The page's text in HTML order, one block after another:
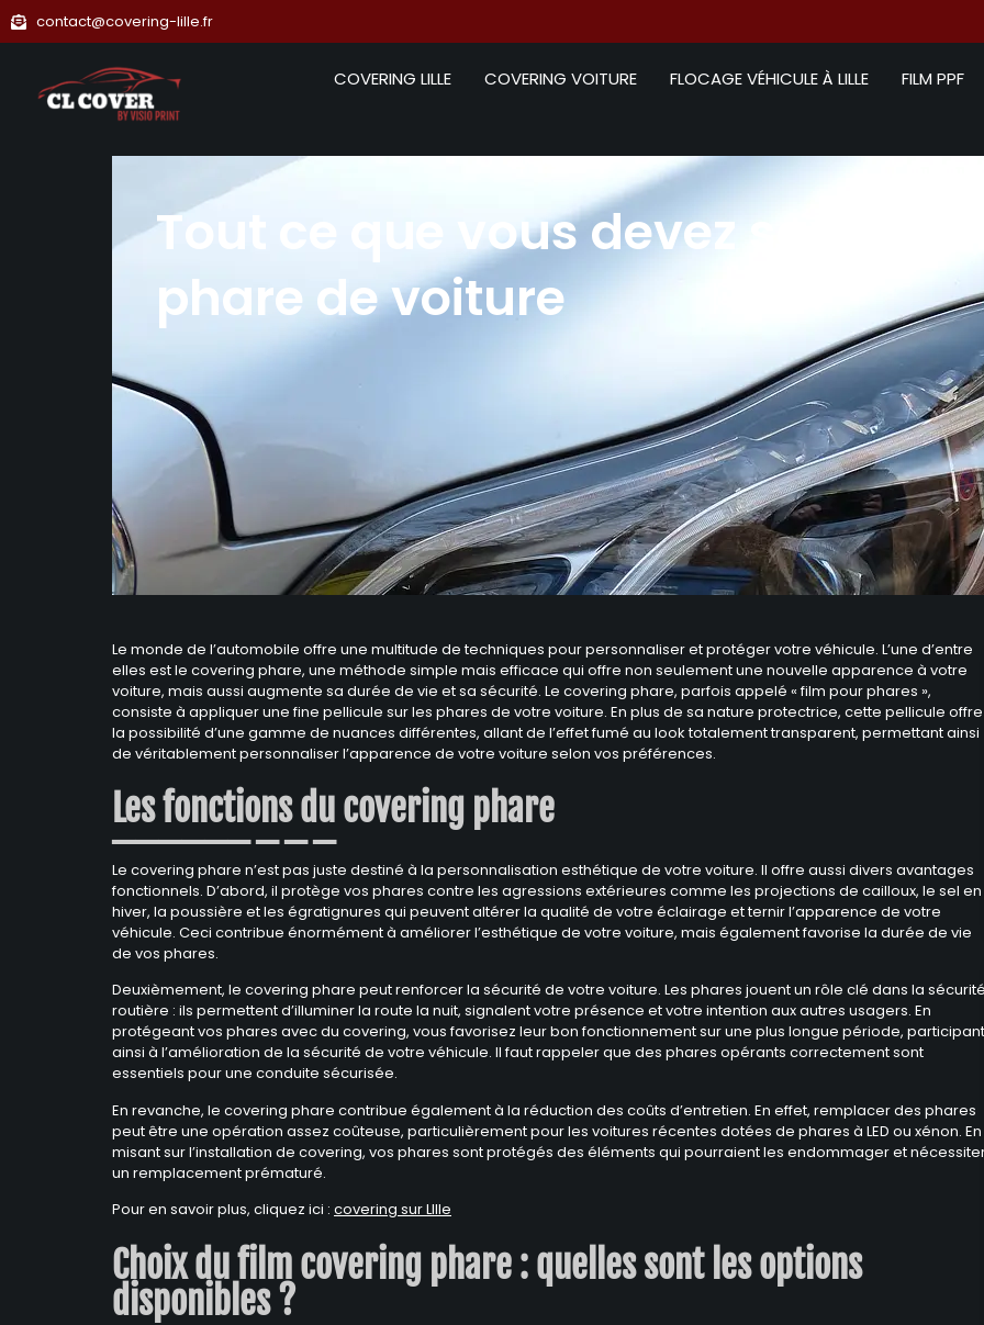
contact@covering-lille.fr
COVERING LILLE COVERING VOITURE FLOCAGE VÉHICULE À LILLE FILM PPF
Tout ce que vous devez savoir
phare de voiture
Le monde de l’automobile offre une multitude de techniques pour personnaliser et protéger votre véhicule. L’une d’entre
elles est le covering phare, une méthode simple mais efficace qui offre non seulement une nouvelle apparence à votre
voiture, mais aussi augmente sa durée de vie et sa sécurité. Le covering phare, parfois appelé « film pour phares »,
consiste à appliquer une fine pellicule sur les phares de votre voiture. En plus de sa nature protectrice, cette pellicule offre
la possibilité d’une gamme de nuances différentes, allant de l’effet fumé au look totalement transparent, permettant ainsi
de véritablement personnaliser l’apparence de votre voiture selon vos préférences.
Les fonctions du covering phare
Le covering phare n’est pas juste destiné à la personnalisation esthétique de votre voiture. Il offre aussi divers avantages
fonctionnels. D’abord, il protège vos phares contre les agressions extérieures comme les projections de cailloux, le sel en
hiver, la poussière et les égratignures qui peuvent altérer la qualité de votre éclairage et ternir l’apparence de votre
véhicule. Ceci contribue énormément à améliorer l’esthétique de votre voiture, mais également favorise la durée de vie
de vos phares.
Deuxièmement, le covering phare peut renforcer la sécurité de votre voiture. Les phares jouent un rôle clé dans la sécurité
routière : ils permettent d’illuminer la route la nuit, signalent votre présence et votre intention aux autres usagers. En
protégeant vos phares avec du covering, vous favorisez leur bon fonctionnement sur une plus longue période, participant
ainsi à l’amélioration de la sécurité de votre véhicule. Il faut rappeler que des phares opérants correctement sont
essentiels pour une conduite sécurisée.
En revanche, le covering phare contribue également à la réduction des coûts d’entretien. En effet, remplacer des phares
peut être une opération assez coûteuse, particulièrement pour les voitures récentes dotées de phares à LED ou xénon. En
misant sur l’installation de covering, vos phares sont protégés des éléments qui pourraient les endommager et
un remplacement prématuré.
Pour en savoir plus, cliquez ici : covering sur LIlle
Choix du film covering phare : quelles sont les options
disponibles ?